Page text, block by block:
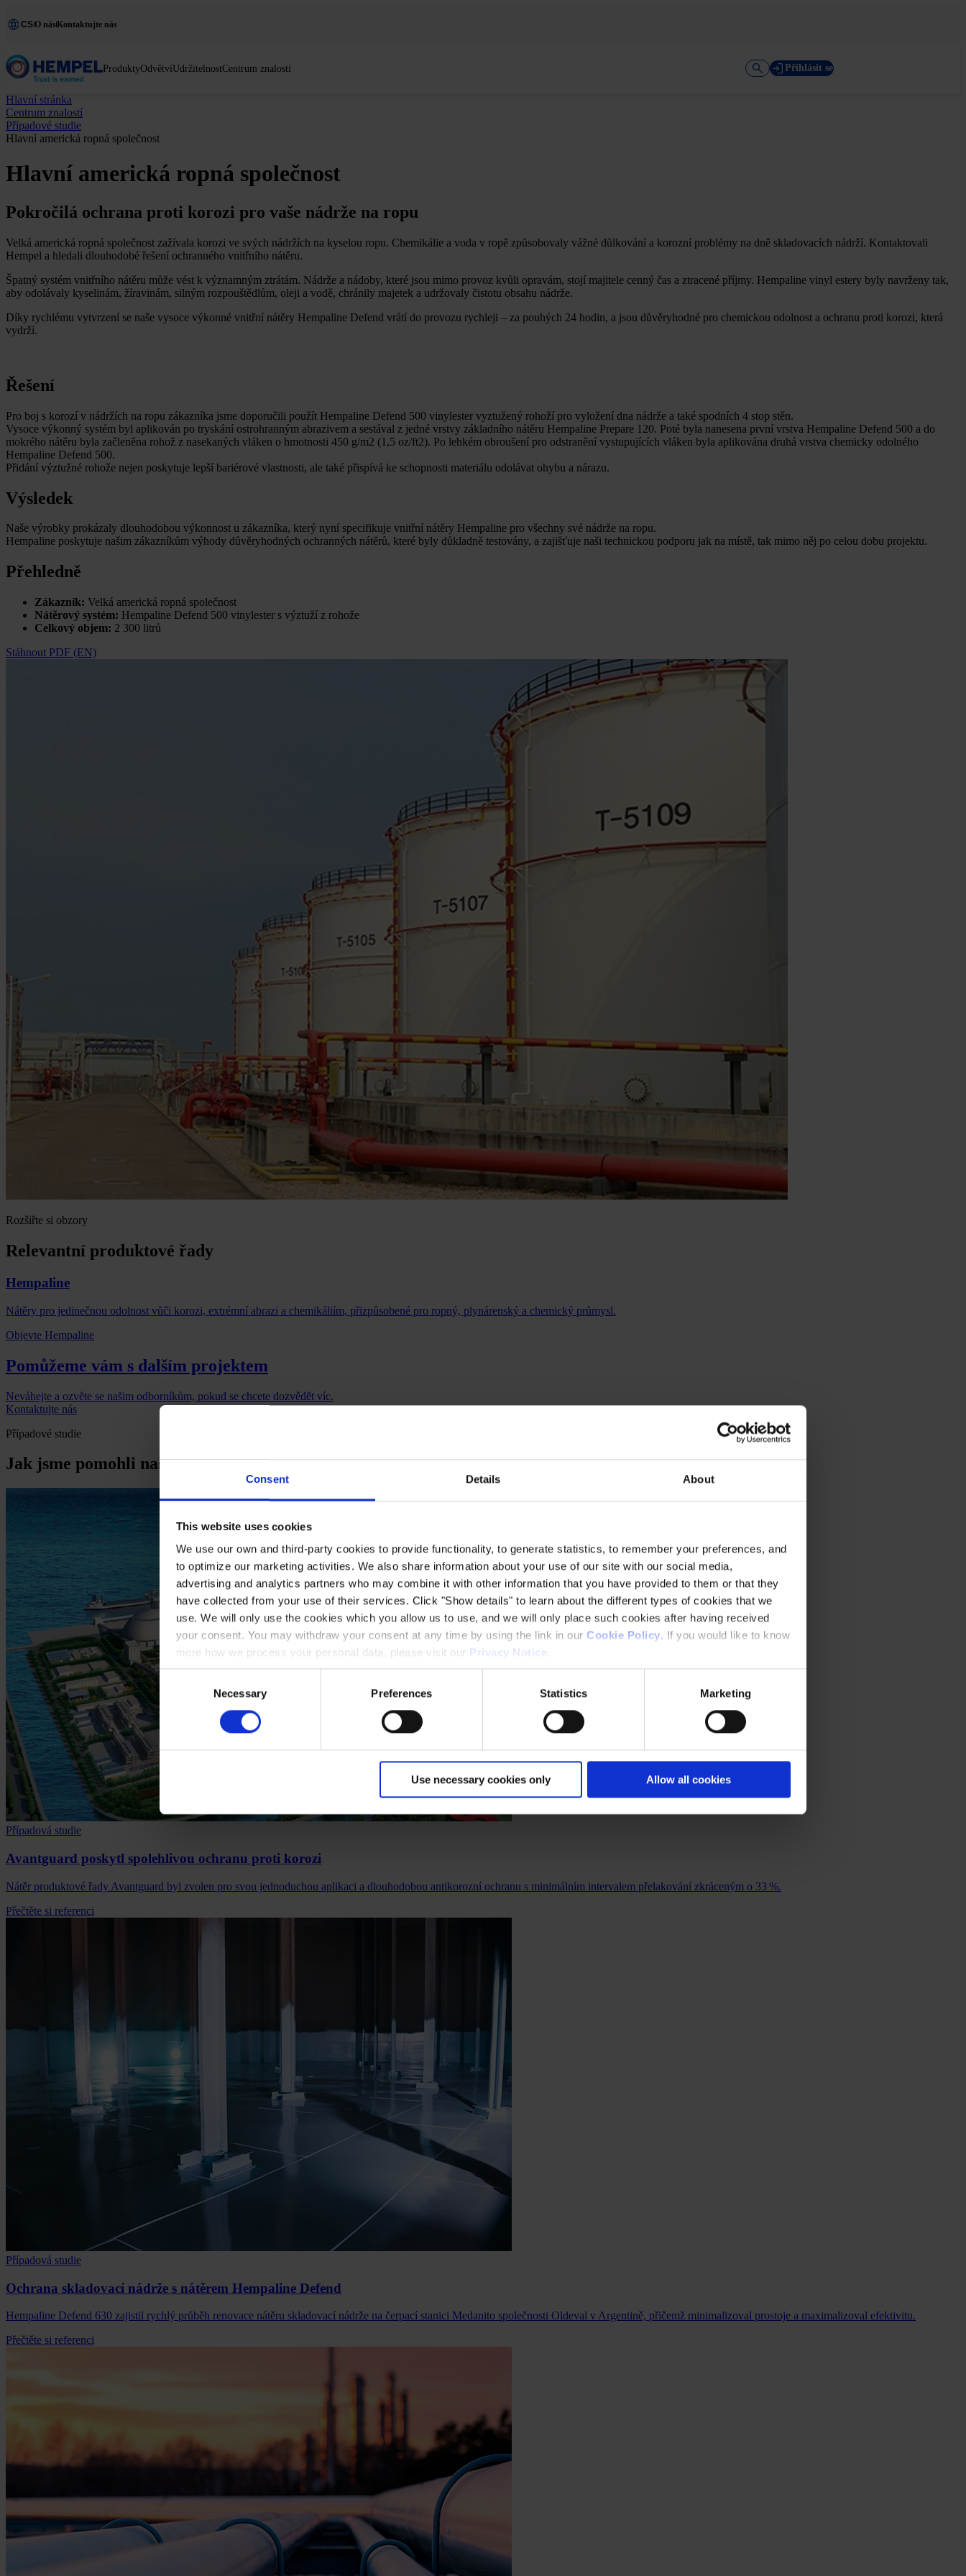
Consent Details About
This website uses cookies
We use our own and third-party cookies to provide functionality, to generate statistics, to remember your preferences, and
to optimize our marketing activities. We also share information about your use of our site with our social media,
advertising and analytics partners who may combine it with other information that you have provided to them or that they
have collected from your use of their services. Click "Show details" to learn about the different types of cookies that we
use. We will only use the cookies which you allow us to use, and we will only place such cookies after having received
your consent. You may withdraw your consent at any time by using the link in our Cookie Policy. If you would like to know
more how we process your personal data, please visit our Privacy Notice
Necessary Preferences Statistics Marketing
Use necessary cookies only Allow all cookies
CSO násKontaktujte nás
ProduktyOdvětvíUdržitelnostCentrum znalostí Přihlásit se
Hlavní stránka
Centrum znalostí
Případové studie
Hlavní americká ropná společnost
Hlavní americká ropná společnost
Pokročilá ochrana proti korozi pro vaše nádrže na ropu
Velká americká ropná společnost zažívala korozi ve svých nádržích na kyselou ropu. Chemikálie a voda v ropě způsobovaly vážné důlkování a korozní problémy na dně skladovacích nádrží. Kontaktovali
Hempel a hledali dlouhodobé řešení ochranného vnitřního nátěru.
Špatný systém vnitřního nátěru může vést k významným ztrátám. Nádrže a nádoby, které jsou mimo provoz kvůli opravám, stojí majitele cenný čas a ztracené příjmy. Hempaline vinyl estery byly navrženy tak,
aby odolávaly kyselinám, žíravinám, silným rozpouštědlům, oleji a vodě, chránily majetek a udržovaly čistotu obsahu nádrže.
Díky rychlému vytvrzení se naše vysoce výkonné vnitřní nátěry Hempaline Defend vrátí do provozu rychleji – za pouhých 24 hodin, a jsou důvěryhodné pro chemickou odolnost a ochranu proti korozi, která
vydrží.
Řešení
Pro boj s korozí v nádržích na ropu zákazníka jsme doporučili použít Hempaline Defend 500 vinylester vyztužený rohoží pro vyložení dna nádrže a také spodních 4 stop stěn.
Vysoce výkonný systém byl aplikován po tryskání ostrohranným abrazivem a sestával z jedné vrstvy základního nátěru Hempaline Prepare 120. Poté byla nanesena první vrstva Hempaline Defend 500 a do
mokrého nátěru byla začleněna rohož z nasekaných vláken o hmotnosti 450 g/m2 (1,5 oz/ft2). Po lehkém obroušení pro odstranění vystupujících vláken byla aplikována druhá vrstva chemicky odolného
Hempaline Defend 500.
Přidání výztužné rohože nejen poskytuje lepší bariérové vlastnosti, ale také přispívá ke schopnosti materiálu odolávat ohybu a nárazu.
Výsledek
Naše výrobky prokázaly dlouhodobou výkonnost u zákazníka, který nyní specifikuje vnitřní nátěry Hempaline pro všechny své nádrže na ropu.
Hempaline poskytuje našim zákazníkům výhody důvěryhodných ochranných nátěrů, které byly důkladně testovány, a zajišťuje naši technickou podporu jak na místě, tak mimo něj po celou dobu projektu.
Přehledně
Zákazník: Velká americká ropná společnost
Nátěrový systém: Hempaline Defend 500 vinylester s výztuží z rohože
Celkový objem: 2 300 litrů
Stáhnout PDF (EN)
Rozšiřte si obzory
Relevantní produktové řady
Hempaline
Nátěry pro jedinečnou odolnost vůči korozi, extrémní abrazi a chemikáliím, přizpůsobené pro ropný, plynárenský a chemický průmysl.
Objevte Hempaline
Pomůžeme vám s dalším projektem
Neváhejte a ozvěte se našim odborníkům, pokud se chcete dozvědět víc.
Kontaktujte nás
Případové studie
Jak jsme pomohli našim zákazníkům
Případová studie
Avantguard poskytl spolehlivou ochranu proti korozi
Nátěr produktové řady Avantguard byl zvolen pro svou jednoduchou aplikaci a dlouhodobou antikorozní ochranu s minimálním intervalem přelakování zkráceným o 33 %.
Přečtěte si referenci
Případová studie
Ochrana skladovací nádrže s nátěrem Hempaline Defend
Hempaline Defend 630 zajistil rychlý průběh renovace nátěru skladovací nádrže na čerpací stanici Medanito společnosti Oldeval v Argentině, přičemž minimalizoval prostoje a maximalizoval efektivitu.
Přečtěte si referenci